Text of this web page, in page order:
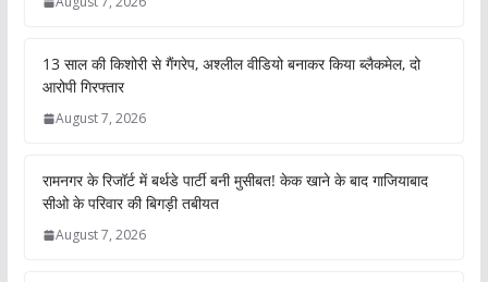
13 साल की किशोरी से गैंगरेप, अश्लील वीडियो बनाकर किया ब्लैकमेल, दो
आरोपी गिरफ्तार
August 7, 2026
रामनगर के रिजॉर्ट में बर्थडे पार्टी बनी मुसीबत! केक खाने के बाद गाजियाबाद
सीओ के परिवार की बिगड़ी तबीयत
August 7, 2026